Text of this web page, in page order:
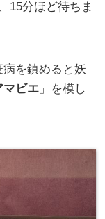
15分ほど待ちま
を鎮めると妖
マビエ 」を模し